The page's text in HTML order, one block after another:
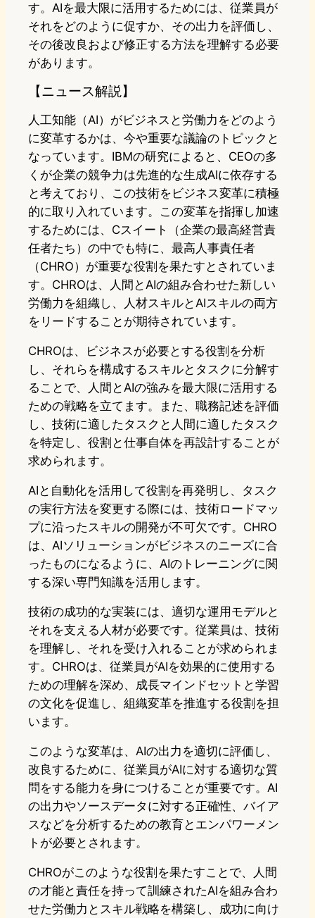
す。AIを最大限に活用するためには、従業員が
それをどのように促すか、その出力を評価し、
その後改良および修正する方法を理解する必要
があります。
【ニュース解説】
人工知能（AI）がビジネスと労働力をどのよう
に変革するかは、今や重要な議論のトピックと
なっています。IBMの研究によると、CEOの多
くが企業の競争力は先進的な生成AIに依存する
と考えており、この技術をビジネス変革に積極
的に取り入れています。この変革を指揮し加速
するためには、Cスイート（企業の最高経営責
任者たち）の中でも特に、最高人事責任者
（CHRO）が重要な役割を果たすとされていま
す。CHROは、人間とAIの組み合わせた新しい
労働力を組織し、人材スキルとAIスキルの両方
をリードすることが期待されています。
CHROは、ビジネスが必要とする役割を分析
し、それらを構成するスキルとタスクに分解す
ることで、人間とAIの強みを最大限に活用する
ための戦略を立てます。また、職務記述を評価
し、技術に適したタスクと人間に適したタスク
を特定し、役割と仕事自体を再設計することが
求められます。
AIと自動化を活用して役割を再発明し、タスク
の実行方法を変更する際には、技術ロードマッ
プに沿ったスキルの開発が不可欠です。CHRO
は、AIソリューションがビジネスのニーズに合
ったものになるように、AIのトレーニングに関
する深い専門知識を活用します。
技術の成功的な実装には、適切な運用モデルと
それを支える人材が必要です。従業員は、技術
を理解し、それを受け入れることが求められま
す。CHROは、従業員がAIを効果的に使用する
ための理解を深め、成長マインドセットと学習
の文化を促進し、組織変革を推進する役割を担
います。
このような変革は、AIの出力を適切に評価し、
改良するために、従業員がAIに対する適切な質
問をする能力を身につけることが重要です。AI
の出力やソースデータに対する正確性、バイア
スなどを分析するための教育とエンパワーメン
トが必要とされます。
CHROがこのような役割を果たすことで、人間
の才能と責任を持って訓練されたAIを組み合わ
せた労働力とスキル戦略を構築し、成功に向け